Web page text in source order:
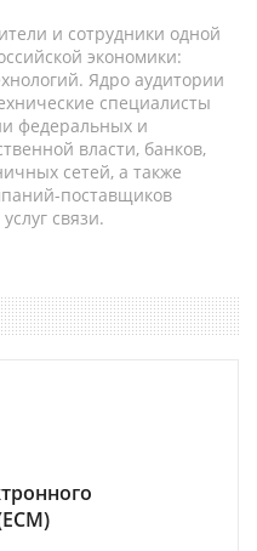
и сотрудники одной
экономики:
Ядро аудитории
специалисты
федеральных и
власти, банков,
сетей, а также
поставщиков
связи.